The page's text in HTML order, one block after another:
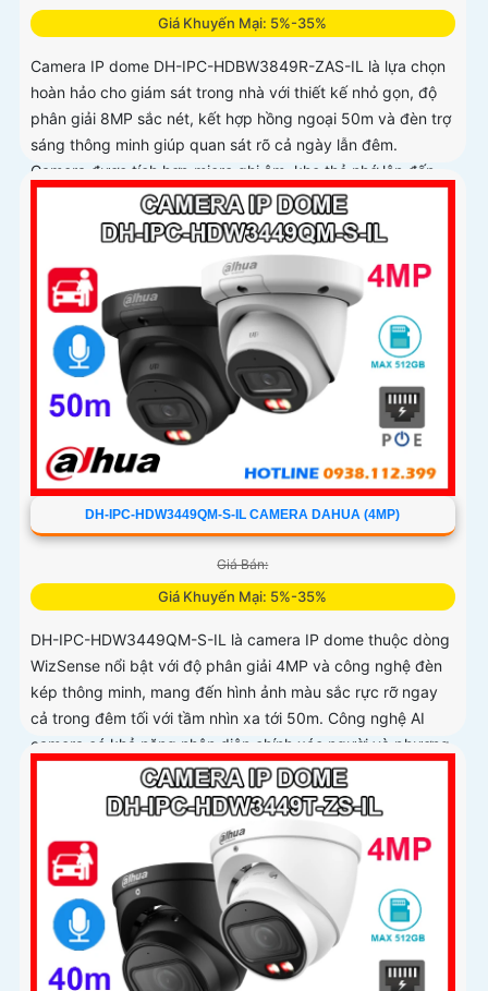
Giá Khuyến Mại: 5%-35%
Camera IP dome DH-IPC-HDBW3849R-ZAS-IL là lựa chọn
hoàn hảo cho giám sát trong nhà với thiết kế nhỏ gọn, độ
phân giải 8MP sắc nét, kết hợp hồng ngoại 50m và đèn trợ
sáng thông minh giúp quan sát rõ cả ngày lẫn đêm.
Camera được tích hợp micro ghi âm, khe thẻ nhớ lên đến
512GB và công nghệ phân biệt người và phương tiện, nâng
cao độ chính xác trong cảnh báo, hỗ trợ POE tiện lợi
DH-IPC-HDW3449QM-S-IL CAMERA DAHUA (4MP)
Giá Bán:
Giá Khuyến Mại: 5%-35%
DH-IPC-HDW3449QM-S-IL là camera IP dome thuộc dòng
WizSense nổi bật với độ phân giải 4MP và công nghệ đèn
kép thông minh, mang đến hình ảnh màu sắc rực rỡ ngay
cả trong đêm tối với tầm nhìn xa tới 50m. Công nghệ AI
camera có khả năng nhận diện chính xác người và phương
tiện, kết hợp với tính năng đàm thoại hai chiều, hỗ trợ khe
thẻ nhớ lên đến 512GB đáp ứng hoàn hảo an ninh